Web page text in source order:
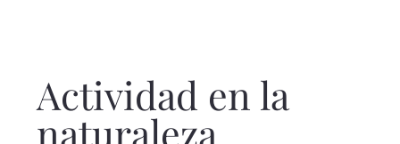
Actividad en la
naturaleza